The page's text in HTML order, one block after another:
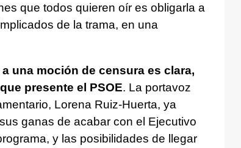
que todos quieren oír es obligarla a
de la trama, en una
una moción de censura es clara,
presente el PSOE. La portavoz
Lorena Ruiz-Huerta, ya
ganas de acabar con el Ejecutivo
y las posibilidades de llegar